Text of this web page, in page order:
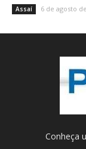
Assaí 6 de agosto
Conheça